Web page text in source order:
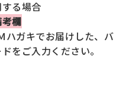
る場合
欄
ガキでお届けした、バ
をご入力ください。